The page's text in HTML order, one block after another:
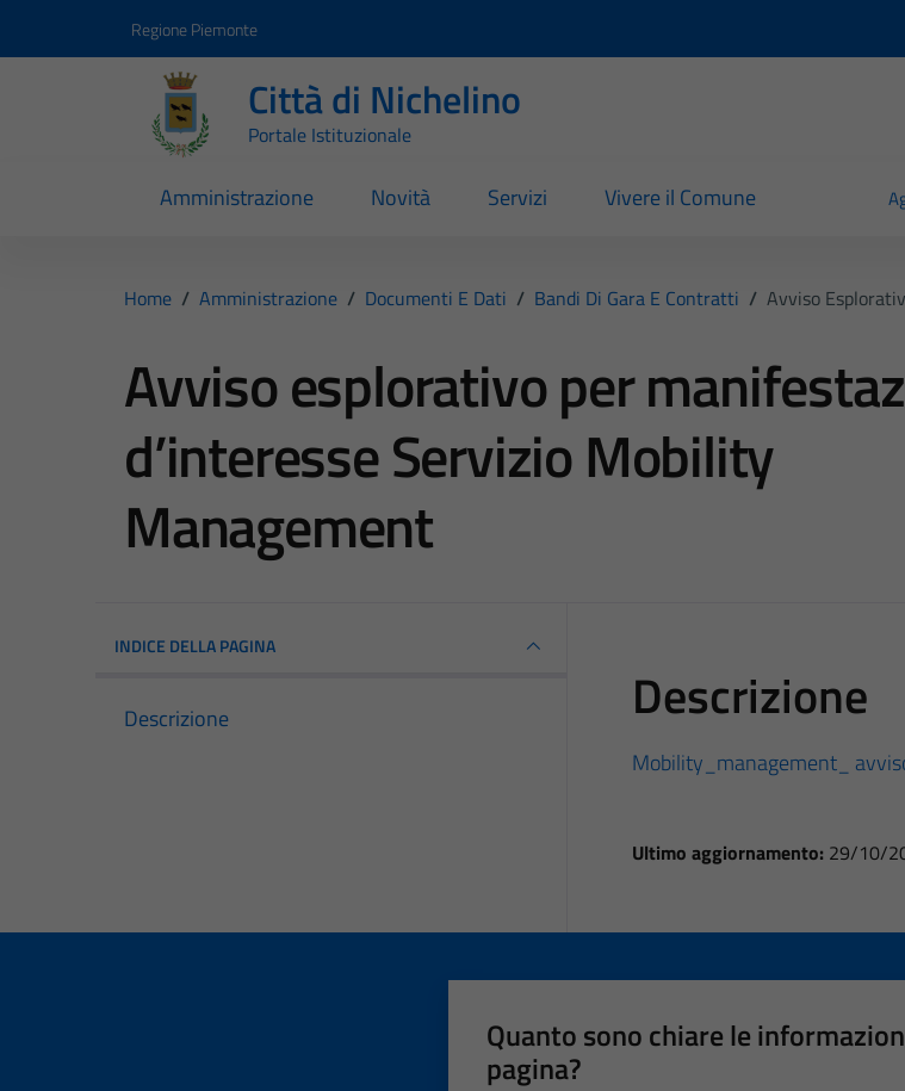
Regione Piemonte
Città di Nichelino
Portale Istituzionale
Amministrazione Novità Servizi Vivere il Comune
Home / Amministrazione / Documenti E Dati / Bandi Di Gara E Contratti / Avviso
Avviso esplorativo per
d’interesse Servizio Mobility
Management
INDICE DELLA PAGINA
Descrizione Descrizione
Mobility_management_
Ultimo aggiornamento: 29/10/
Quanto sono chiare le
pagina?